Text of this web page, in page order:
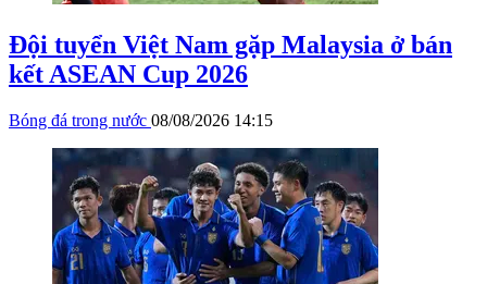
Đội tuyển Việt Nam gặp Malaysia ở bán
kết ASEAN Cup 2026
Bóng đá trong nước 08/08/2026 14:15